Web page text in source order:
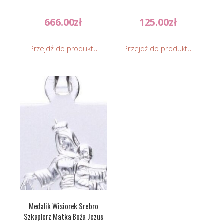
666.00zł
Przejdź do produktu
125.00zł
Przejdź do produktu
Medalik Wisiorek Srebro
Szkaplerz Matka Boża Jezus